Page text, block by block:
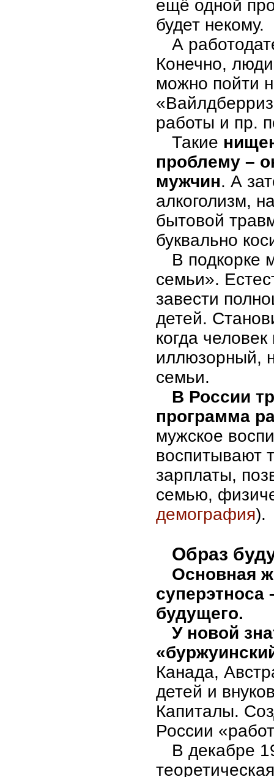
ещё одной
будет некому.
А
Конечно,
можно пойти
работы и пр.
Такие
проблему –
мужчин. А
алкоголизм,
бытовой
буквально
В подкорке
семьи».
завести
детей.
когда
иллюзорный,
семьи.
В России
программа
мужское
воспитывают
зарплаты,
семью,
демография).
Образ
Основная
суперэтноса
будущего.
У новой
Канада,
детей и
Капиталы.
России
В декабре